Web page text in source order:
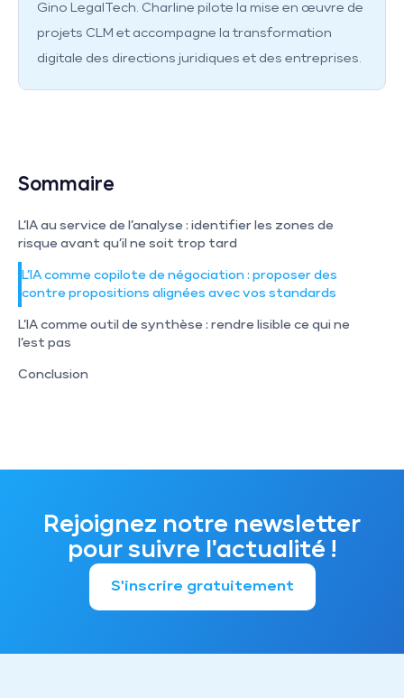
Gino LegalTech. Charline pilote la mise en œuvre de
projets CLM et accompagne la transformation
digitale des directions juridiques et des entreprises.
Sommaire
L’IA au service de l’analyse : identifier les zones de
risque avant qu’il ne soit trop tard
L’IA comme copilote de négociation : proposer des
contre propositions alignées avec vos standards
L’IA comme outil de synthèse : rendre lisible ce qui ne
l’est pas
Conclusion
Rejoignez notre newsletter
pour suivre l'actualité !
S'inscrire gratuitement